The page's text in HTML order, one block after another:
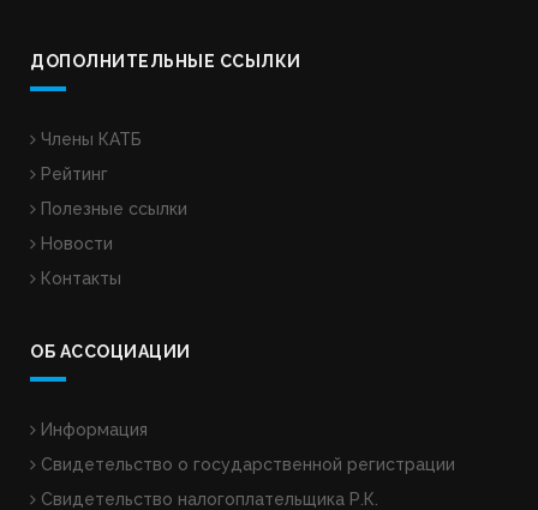
ДОПОЛНИТЕЛЬНЫЕ ССЫЛКИ
Члены КАТБ
Рейтинг
Полезные ссылки
Новости
Контакты
ОБ АССОЦИАЦИИ
Информация
Свидетельство о государственной регистрации
Свидетельство налогоплательщика Р.К.